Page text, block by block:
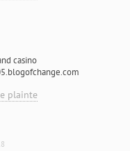
casino
plainte